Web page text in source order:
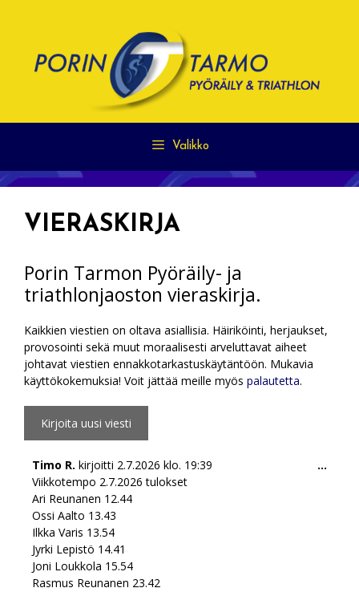
Valikko
VIERASKIRJA
Porin Tarmon Pyöräily- ja
triathlonjaoston vieraskirja.
Kaikkien viestien on oltava asiallisia. Häiriköinti, herjaukset,
provosointi sekä muut moraalisesti arveluttavat aiheet
johtavat viestien ennakkotarkastuskäytäntöön. Mukavia
käyttökokemuksia! Voit jättää meille myös palautetta.
Timo R. kirjoitti 2.7.2026 klo. 19:39
Viikkotempo 2.7.2026 tulokset
Ari Reunanen 12.44
Ossi Aalto 13.43
Ilkka Varis 13.54
Jyrki Lepistö 14.41
Joni Loukkola 15.54
Rasmus Reunanen 23.42
...